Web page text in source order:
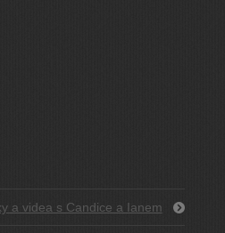
a videa s Candice a Ianem